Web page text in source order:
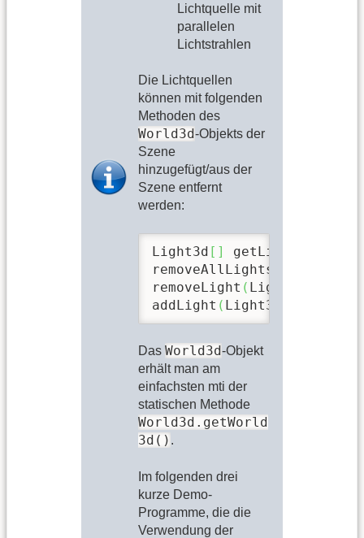
Lichtquelle mit
parallelen
Lichtstrahlen
Die Lichtquellen
können mit folgenden
Methoden des
World3d-Objekts der
Szene
hinzugefügt/aus der
Szene entfernt
werden:
Light3d [ ] getLights
removeAllLights
removeLight ( Light3d light
addLight ( Light3d light
Das World3d-Objekt
erhält man am
einfachsten mti der
statischen Methode
World3d.getWorld
3d() .
Im folgenden drei
kurze Demo-
Programme, die die
Verwendung der